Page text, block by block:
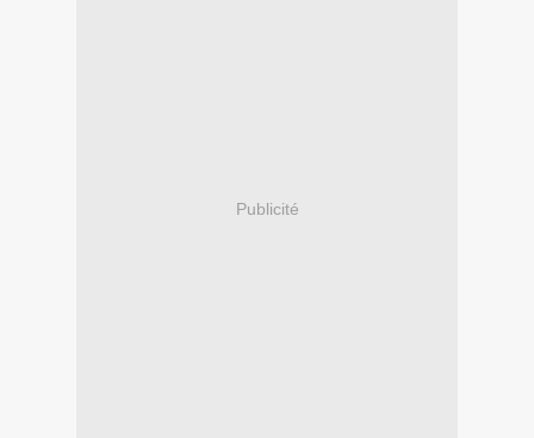
Publicité